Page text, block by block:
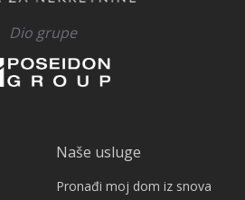
Dio grupe
Naše usluge
Pronađi moj dom iz snova